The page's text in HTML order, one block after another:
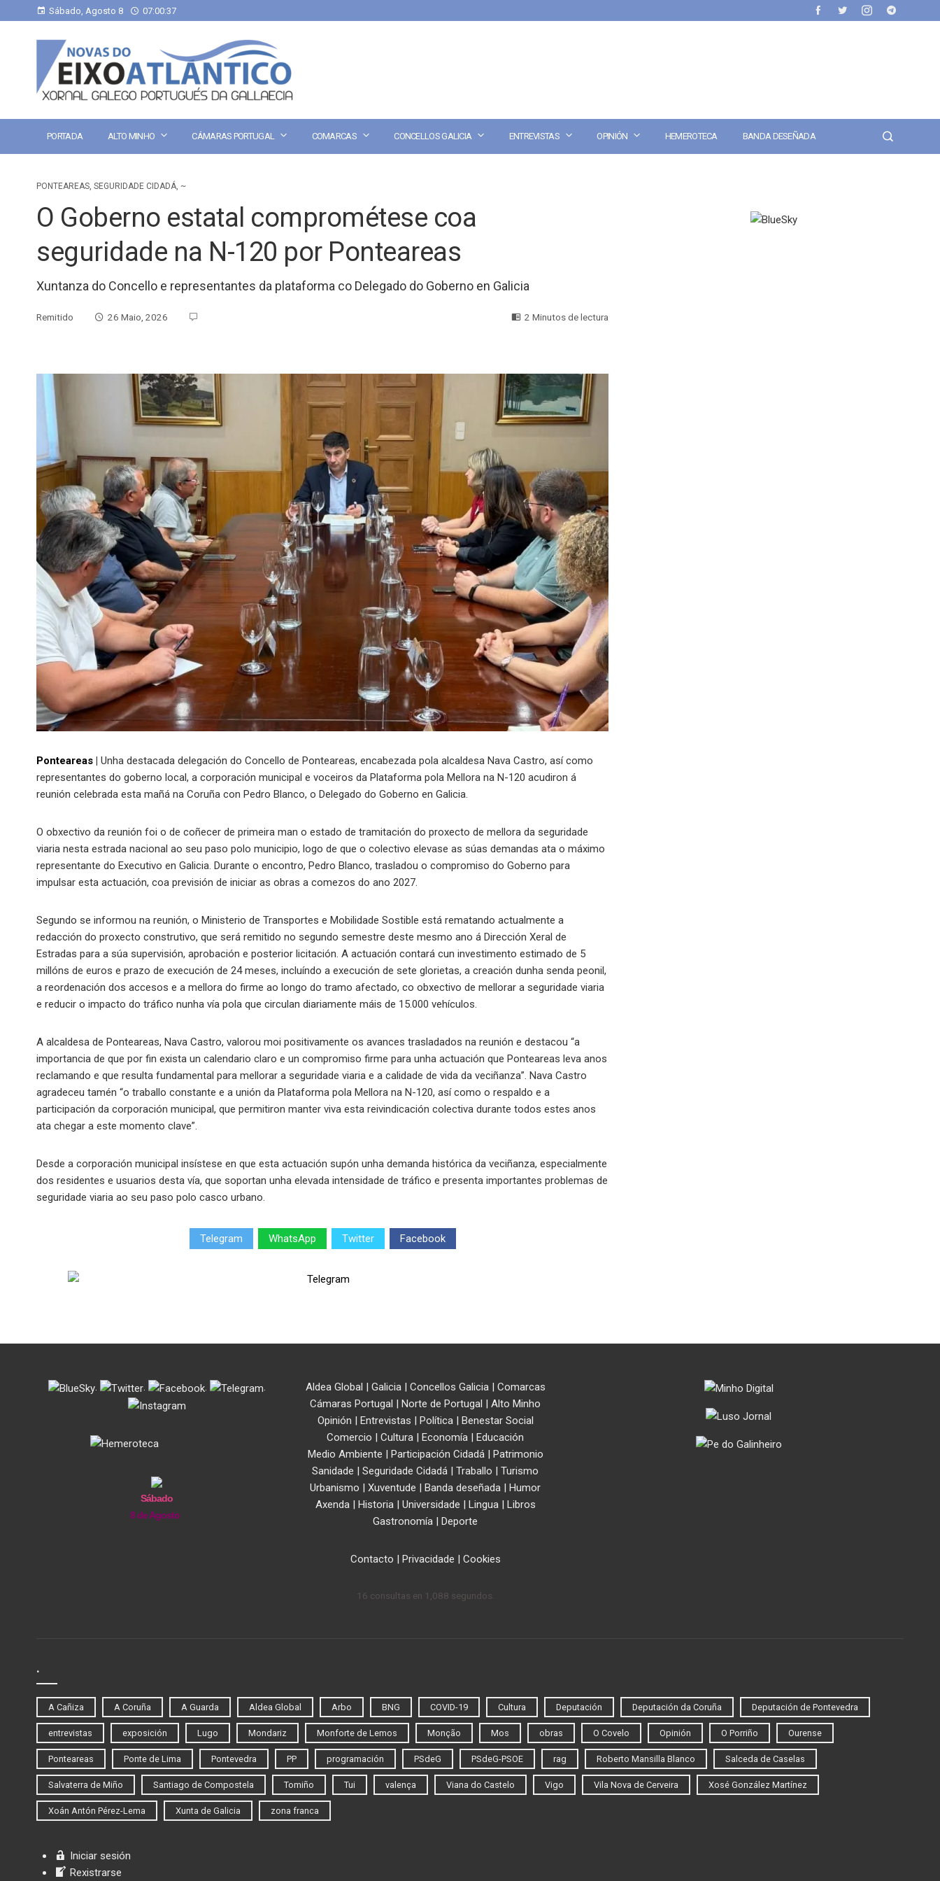
Sábado, Agosto 8 07:00:38
PORTADA ALTO MINHO CÁMARAS PORTUGAL COMARCAS CONCELLOS GALICIA ENTREVISTAS OPINIÓN HEMEROTECA BANDA DESEÑADA
PONTEAREAS, SEGURIDADE CIDADÁ, ~
O Goberno estatal comprométese coa
seguridade na N-120 por Ponteareas
Xuntanza do Concello e representantes da plataforma co Delegado do Goberno en Galicia
Remitido 26 Maio, 2026 2 Minutos de lectura
Ponteareas
Unha destacada delegación do Concello de Ponteareas, encabezada pola alcaldesa Nava Castro, así como
representantes do goberno local, a corporación municipal e voceiros da Plataforma pola Mellora na N-120 acudiron á
reunión celebrada esta mañá na Coruña con Pedro Blanco, o Delegado do Goberno en Galicia.
O obxectivo da reunión foi o de coñecer de primeira man o estado de tramitación do proxecto de mellora da seguridade
viaria nesta estrada nacional ao seu paso polo municipio, logo de que o colectivo elevase as súas demandas ata o máximo
representante do Executivo en Galicia. Durante o encontro, Pedro Blanco, trasladou o compromiso do Goberno para
impulsar esta actuación, coa previsión de iniciar as obras a comezos do ano 2027.
Segundo se informou na reunión, o Ministerio de Transportes e Mobilidade Sostible está rematando actualmente a
redacción do proxecto construtivo, que será remitido no segundo semestre deste mesmo ano á Dirección Xeral de
Estradas para a súa supervisión, aprobación e posterior licitación. A actuación contará cun investimento estimado de 5
millóns de euros e prazo de execución de 24 meses, incluíndo a execución de sete glorietas, a creación dunha senda peonil,
a reordenación dos accesos e a mellora do firme ao longo do tramo afectado, co obxectivo de mellorar a seguridade viaria
e reducir o impacto do tráfico nunha vía pola que circulan diariamente máis de 15.000 vehículos.
A alcaldesa de Ponteareas, Nava Castro, valorou moi positivamente os avances trasladados na reunión e destacou “a
importancia de que por fin exista un calendario claro e un compromiso firme para unha actuación que Ponteareas leva anos
reclamando e que resulta fundamental para mellorar a seguridade viaria e a calidade de vida da veciñanza”. Nava Castro
agradeceu tamén “o traballo constante e a unión da Plataforma pola Mellora na N-120, así como o respaldo e a
participación da corporación municipal, que permitiron manter viva esta reivindicación colectiva durante todos estes anos
ata chegar a este momento clave”.
Desde a corporación municipal insístese en que esta actuación supón unha demanda histórica da veciñanza, especialmente
dos residentes e usuarios desta vía, que soportan unha elevada intensidade de tráfico e presenta importantes problemas de
seguridade viaria ao seu paso polo casco urbano.
Telegram WhatsApp Twitter Facebook
. . . .
Sábado
8 de Agosto
Aldea Global Galicia| Concellos Galicia| Comarcas
Cámaras Portugal
Norte de Portugal
Alto Minho
Opinión
Entrevistas Política|
Benestar Social
Comercio
Cultura Economía
Educación
Medio Ambiente
Participación Cidadá|
Patrimonio
Sanidade
Seguridade Cidadá Traballo
Turismo
Urbanismo
Xuventude Banda deseñada
Humor
Axenda| Historia| Universidade Lingua|
Libros
Gastronomía
Deporte
Contacto Privacidade Cookies
16 consultas en 1,088 segundos.
.
A Cañiza A Coruña A Guarda Aldea Global Arbo BNG COVID-19 Cultura Deputación Deputación da Coruña Deputación de Pontevedra
entrevistas exposición Lugo Mondariz Monforte de Lemos Monção Mos obras O Covelo Opinión O Porriño Ourense
Ponteareas Ponte de Lima Pontevedra PP programación PSdeG PSdeG-PSOE rag Roberto Mansilla Blanco Salceda de Caselas
Salvaterra de Miño Santiago de Compostela Tomiño Tui valença Viana do Castelo Vigo Vila Nova de Cerveira Xosé González Martínez
Xoán Antón Pérez-Lema Xunta de Galicia zona franca
Iniciar sesión
Rexistrarse